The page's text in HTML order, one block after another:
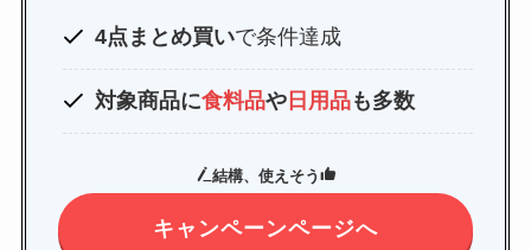
4点まとめ買いで条件達成
対象商品に食料品や 日用品も多数
結構、使えそう
キャンペーンページへ